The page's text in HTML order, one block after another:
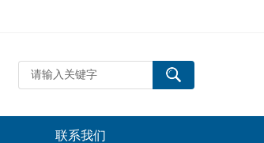
联系我们